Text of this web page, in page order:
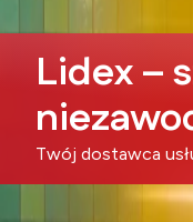
Lidex –
Twój dostawca